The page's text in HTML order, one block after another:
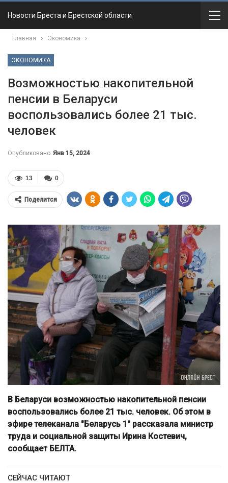
Новости Бреста и Брестской области
Главная Экономика
ЭКОНОМИКА
Возможностью накопительной
пенсии в Беларуси
воспользовались более 21 тыс.
человек
Опубликовано Янв 15, 2024
0
13
Поделится
В Беларуси возможностью накопительной пенсии
воспользовались более 21 тыс. человек. Об этом в
эфире телеканала "Беларусь 1" рассказала министр
труда и социальной защиты Ирина Костевич,
сообщает БЕЛТА.
СЕЙЧАС ЧИТАЮТ